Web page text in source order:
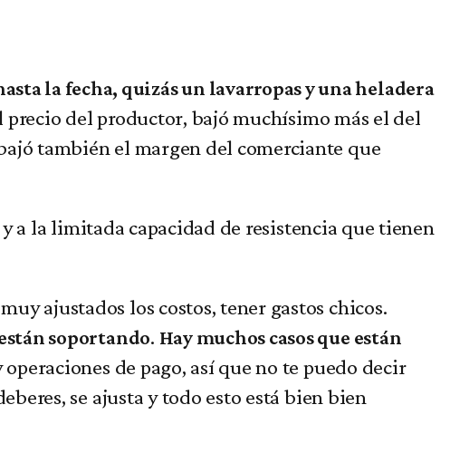
la fecha, quizás un lavarropas y una heladera
precio del productor, bajó muchísimo más el del
también el margen del comerciante que
a la limitada capacidad de resistencia que tienen
ajustados los costos, tener gastos chicos.
soportando. Hay muchos casos que están
operaciones de pago, así que no te puedo decir
se ajusta y todo esto está bien bien